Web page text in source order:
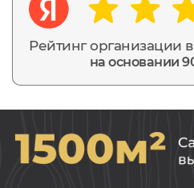
Рейтинг организации
на основании